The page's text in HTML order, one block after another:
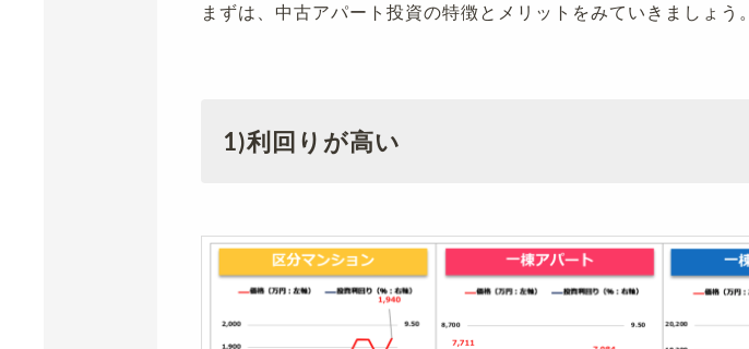
まずは、中古アパート投資の特徴とメリットをみていきましょう。
1)利回りが高い